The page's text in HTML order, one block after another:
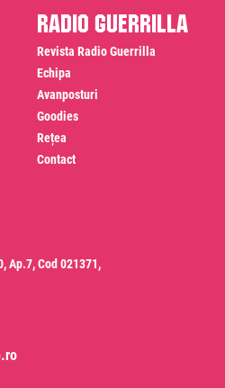
Radio Guerrilla
Revista Radio Guerrilla
Echipa
Avanposturi
Goodies
Rețea
Contact
Ap.7, Cod 021371,